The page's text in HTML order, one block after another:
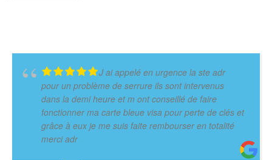
J ai appelé en urgence la ste adr
pour un problème de serrure ils sont intervenus
dans la demi heure et m ont conseillé de faire
fonctionner ma carte bleue visa pour perte de clés et
grâce à eux je me suis faite rembourser en totalité
merci adr